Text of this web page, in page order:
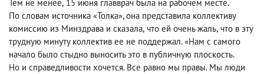
Тем не менее, 15 июня главврач была на рабочем месте.
По словам источника «Толка», она представила коллективу
комиссию из Минздрава и сказала, что ей очень жаль, что в эту
трудную минуту коллектив ее не поддержал. «Нам с самого
начало было стыдно выносить это в публичную плоскость.
Но и справедливости хочется. Все равно мы правы. Мы люди